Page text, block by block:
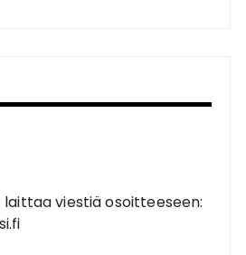
viestiä osoitteeseen: